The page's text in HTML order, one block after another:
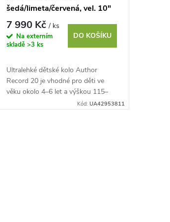
šedá/limeta/červená, vel. 10"
7 990 Kč/ ks
Na externím
skladě >3 ks
DO KOŠÍKU
Ultralehké dětské kolo Author
Record 20 je vhodné pro děti ve
věku okolo 4–6 let a výškou 115–
135 cm. Při jeho návrhu bylo vše
Kód: UA42953811